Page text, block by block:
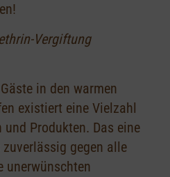
Vergiftung
in den warmen
existiert eine Vielzahl
Produkten. Das eine
gegen alle
unerwünschten